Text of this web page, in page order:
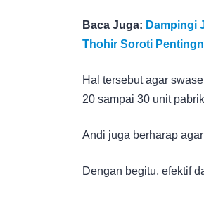
Baca Juga: Dampingi
Thohir Soroti
Hal tersebut agar
20 sampai 30 unit
Andi juga berharap
Dengan begitu, efektif